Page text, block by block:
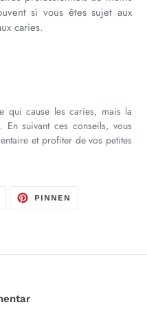
si vous êtes sujet aux
caries.
qui cause les caries, mais la
En suivant ces conseils, vous
et profiter de vos petites
TWITTER
PINNEN